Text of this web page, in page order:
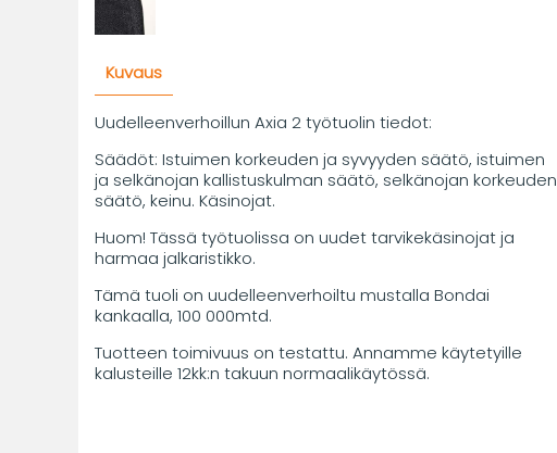
Kuvaus
Uudelleenverhoillun Axia 2 työtuolin tiedot:
Säädöt: Istuimen korkeuden ja syvyyden säätö, istuimen
ja selkänojan kallistuskulman säätö, selkänojan korkeuden
säätö, keinu. Käsinojat.
Huom! Tässä työtuolissa on uudet tarvikekäsinojat ja
harmaa jalkaristikko.
Tämä tuoli on uudelleenverhoiltu mustalla Bondai
kankaalla, 100 000mtd.
Tuotteen toimivuus on testattu. Annamme käytetyille
kalusteille 12kk:n takuun normaalikäytössä.